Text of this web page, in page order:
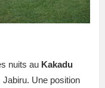
nuits au Kakadu
Jabiru. Une position